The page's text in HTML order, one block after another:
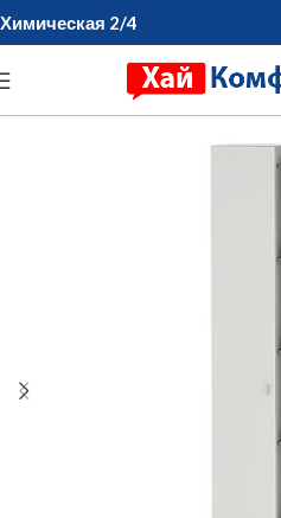
Химическая 2/4